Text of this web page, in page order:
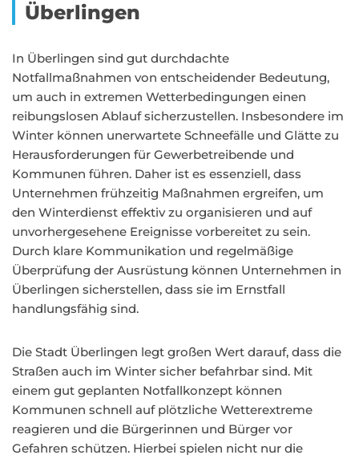
Überlingen
In Überlingen sind gut durchdachte
Notfallmaßnahmen von entscheidender Bedeutung,
um auch in extremen Wetterbedingungen einen
reibungslosen Ablauf sicherzustellen. Insbesondere im
Winter können unerwartete Schneefälle und Glätte zu
Herausforderungen für Gewerbetreibende und
Kommunen führen. Daher ist es essenziell, dass
Unternehmen frühzeitig Maßnahmen ergreifen, um
den Winterdienst effektiv zu organisieren und auf
unvorhergesehene Ereignisse vorbereitet zu sein.
Durch klare Kommunikation und regelmäßige
Überprüfung der Ausrüstung können Unternehmen in
Überlingen sicherstellen, dass sie im Ernstfall
handlungsfähig sind.
Die Stadt Überlingen legt großen Wert darauf, dass die
Straßen auch im Winter sicher befahrbar sind. Mit
einem gut geplanten Notfallkonzept können
Kommunen schnell auf plötzliche Wetterextreme
reagieren und die Bürgerinnen und Bürger vor
Gefahren schützen. Hierbei spielen nicht nur die